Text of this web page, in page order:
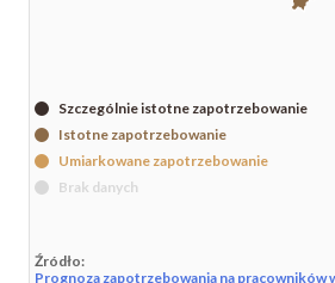
Szczególnie istotne zapotrzebowanie
Istotne zapotrzebowanie
Umiarkowane zapotrzebowanie
Brak danych
Źródło:
Prognoza zapotrzebowania na pracowników